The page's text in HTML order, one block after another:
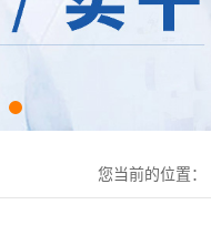
您当前的位置：